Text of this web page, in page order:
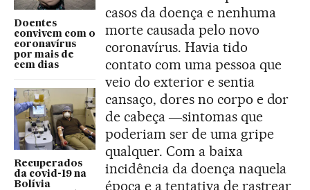
Doentes
convivem com o
coronavírus
por mais de
cem dias
Recuperados
da covid-19 na
Bolívia
casos da doença e nenhuma
morte causada pelo novo
coronavírus. Havia tido
contato com uma pessoa que
veio do exterior e sentia
cansaço, dores no corpo e dor
de cabeça ―sintomas que
poderiam ser de uma gripe
qualquer. Com a baixa
incidência da doença naquela
época e a tentativa de rastrear